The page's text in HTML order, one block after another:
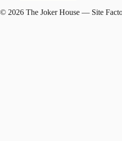
© 2026 The Joker House — Site